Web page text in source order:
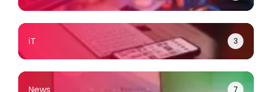
iT 3
News 7